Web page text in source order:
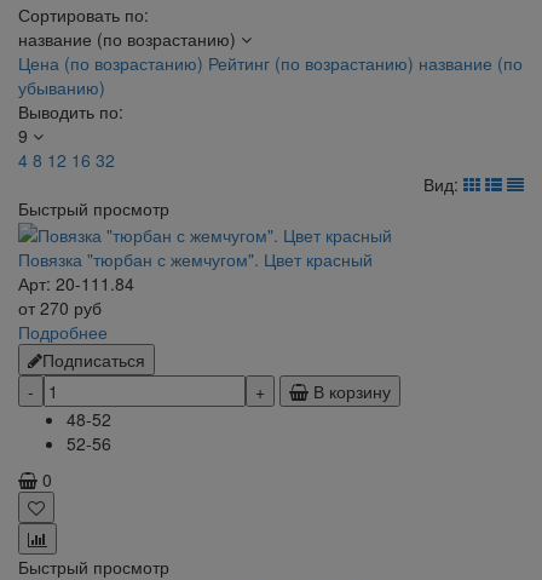
Сортировать по:
название (по возрастанию)
Цена (по возрастанию) Рейтинг (по возрастанию) название (по
убыванию)
Выводить по:
9
4 8 12 16 32
Вид:
Быстрый просмотр
Повязка "тюрбан с жемчугом". Цвет красный
Арт: 20-111.84
от 270 руб
Подробнее
Подписаться
В корзину
48-52
52-56
0
Быстрый просмотр